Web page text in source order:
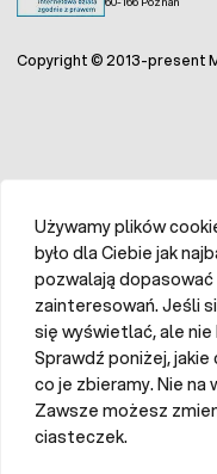
Copyright © 2013-present
Używamy plików
było dla Ciebie jak
pozwalają
zainteresowań. Jeśli
się wyświetlać, ale
Sprawdź poniżej,
co je zbieramy. Nie
Zawsze możesz
ciasteczek.